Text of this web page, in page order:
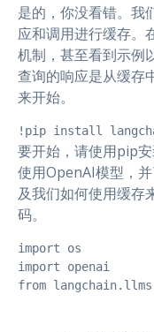
是的，你没看错。我
应和调用进行缓存。
机制，甚至看到示例
查询的响应是从缓存
来开始。
!pip install
要开始，请使用pip
使用OpenAI模型，
及我们如何使用缓存
码。
import os
import openai
from langchain.llms